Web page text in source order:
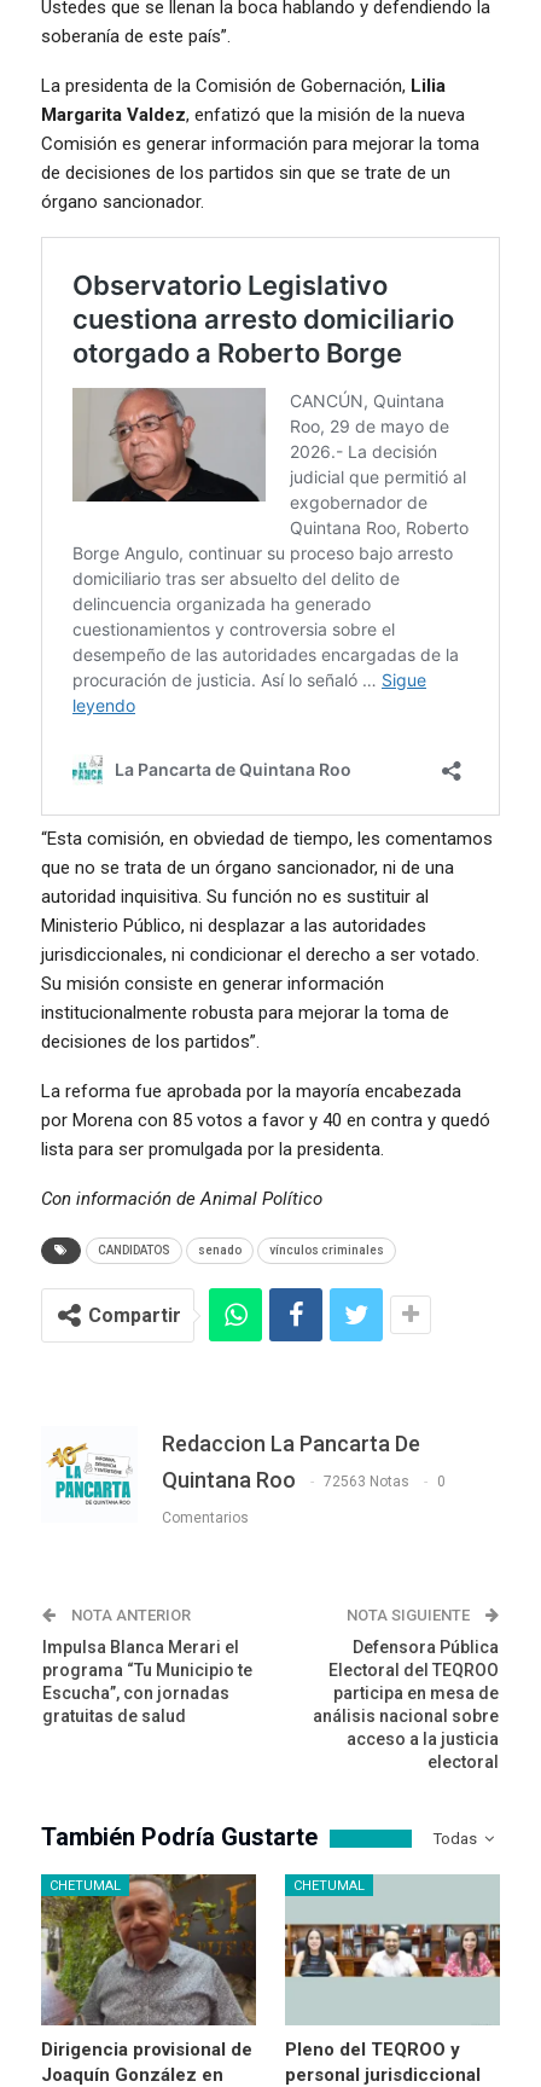
Ustedes que se llenan la boca hablando y defendiendo la
soberanía de este país”.
La presidenta de la Comisión de Gobernación, Lilia
Margarita Valdez, enfatizó que la misión de la nueva
Comisión es generar información para mejorar la toma
de decisiones de los partidos sin que se trate de un
órgano sancionador.
“Esta comisión, en obviedad de tiempo, les comentamos
que no se trata de un órgano sancionador, ni de una
autoridad inquisitiva. Su función no es sustituir al
Ministerio Público, ni desplazar a las autoridades
jurisdiccionales, ni condicionar el derecho a ser votado.
Su misión consiste en generar información
institucionalmente robusta para mejorar la toma de
decisiones de los partidos”.
La reforma fue aprobada por la mayoría encabezada
por Morena con 85 votos a favor y 40 en contra y quedó
lista para ser promulgada por la presidenta.
Con información de Animal Político
CANDIDATOS senado vínculos criminales
Compartir
Redaccion La Pancarta De
Quintana Roo
72563 Notas 0
Comentarios
NOTA ANTERIOR
Impulsa Blanca Merari el
programa “Tu Municipio te
Escucha”, con jornadas
gratuitas de salud
NOTA SIGUIENTE
Defensora Pública
Electoral del TEQROO
participa en mesa de
análisis nacional sobre
acceso a la justicia
electoral
Todas
También Podría Gustarte
CHETUMAL
Dirigencia provisional de
Joaquín González en
CHETUMAL
Pleno del TEQROO y
personal jurisdiccional